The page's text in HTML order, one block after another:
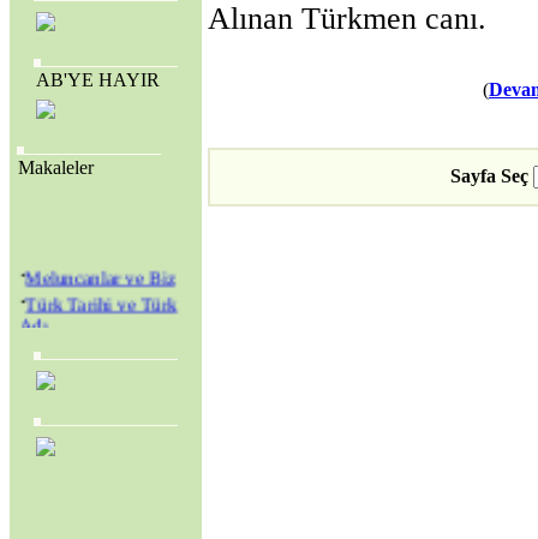
AB'YE HAYIR
Makaleler
·Meluncanlar ve Biz
·Türk Tarihi ve Türk
Adı
Hristiyanlar Cemiyeti
(Y.M.C.A.) ve
SEVR YASALARI
MECLİS’TEN
Alınan Türkmen canı.
(
Sayfa Seç